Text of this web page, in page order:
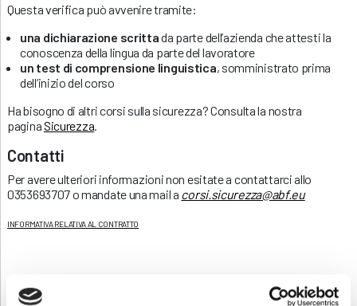
Questa verifica può avvenire tramite:
una dichiarazione scrittada parte dell’azienda che attesti la
conoscenza della lingua da parte del lavoratore
un test di comprensione linguistica, somministrato prima
dell’inizio del corso
Ha bisogno di altri corsi sulla sicurezza? Consulta la nostra
paginaSicurezza
Contatti
Per avere ulteriori informazioni non esitate a contattarci allo
0353693707 o mandate una mail a corsi.sicurezza@abf.eu
INFORMATIVA RELATIVA AL CONTRATTO